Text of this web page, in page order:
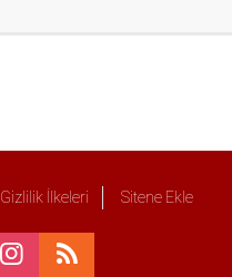
Gizlilik İlkeleri Sitene Ekle